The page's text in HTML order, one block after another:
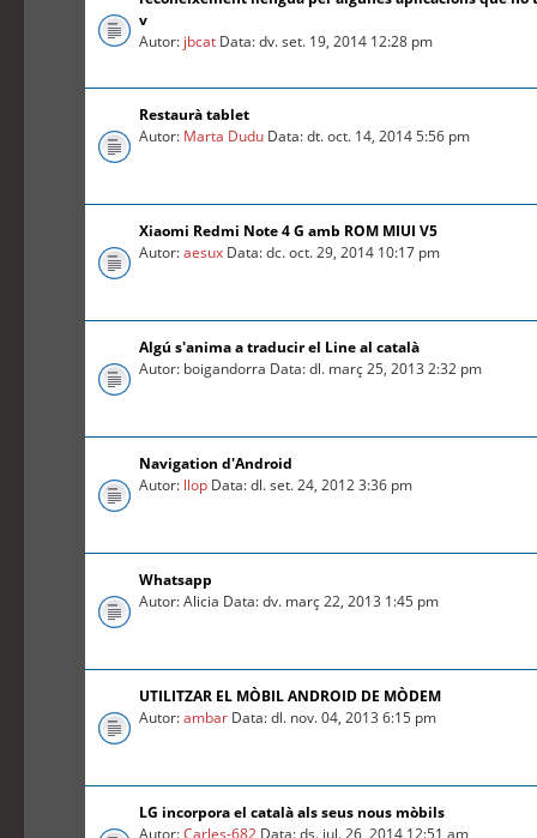
v
Autor: jbcat Data: dv. set. 19, 2014 12:28 pm
Restaurà tablet
Autor: Marta Dudu Data: dt. oct. 14, 2014 5:56 pm
Xiaomi Redmi Note 4 G amb ROM MIUI V5
Autor:aesux Data: dc. oct. 29, 2014 10:17 pm
Algú s'anima a traducir el Line al català
Autor: boigandorra Data: dl. març 25, 2013 2:32 pm
Navigation d'Android
Autor: llop Data: dl. set. 24, 2012 3:36 pm
Whatsapp
Autor: Alicia Data: dv. març 22, 2013 1:45 pm
UTILITZAR EL MÒBIL ANDROID DE MÒDEM
Autor:ambar Data: dl. nov. 04, 2013 6:15 pm
LG incorpora el català als seus nous mòbils
Autor:Carles-682 Data: ds. jul. 26, 2014 12:51 am